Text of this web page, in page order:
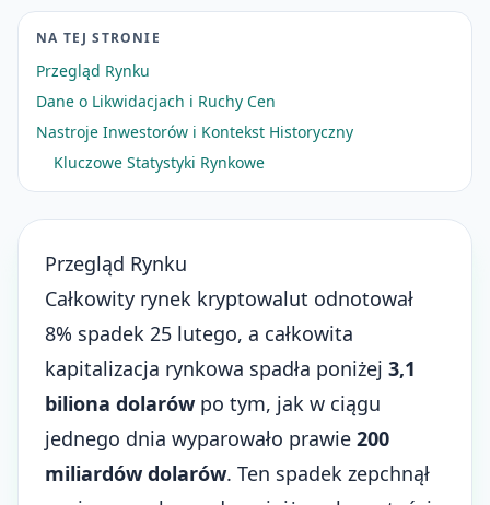
NA TEJ STRONIE
Przegląd Rynku
Dane o Likwidacjach i Ruchy Cen
Nastroje Inwestorów i Kontekst Historyczny
Kluczowe Statystyki Rynkowe
Przegląd Rynku
Całkowity rynek kryptowalut odnotował
8% spadek 25 lutego, a całkowita
kapitalizacja rynkowa spadła poniżej 3,1
biliona dolarów po tym, jak w ciągu
jednego dnia wyparowało prawie 200
miliardów dolarów. Ten spadek zepchnął